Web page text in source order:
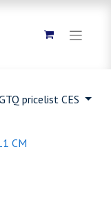
pricelist CES
CM